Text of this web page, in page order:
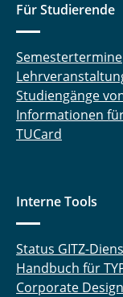
Für Studierende
Semestertermine
Studiengänge
Informationen
TUCard
Interne Tools
Status GITZ-
Handbuch für
Corporate